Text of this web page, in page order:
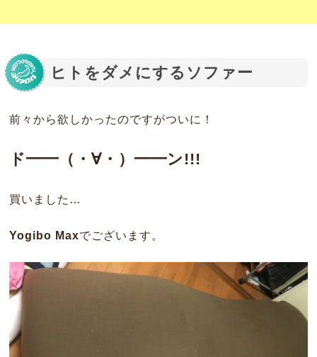
ヒトをダメにするソファー
前々から欲しかったのですがついに！
ド━━（・∀・）━━ン!!!
買いました…
Yogibo Maxでございます。